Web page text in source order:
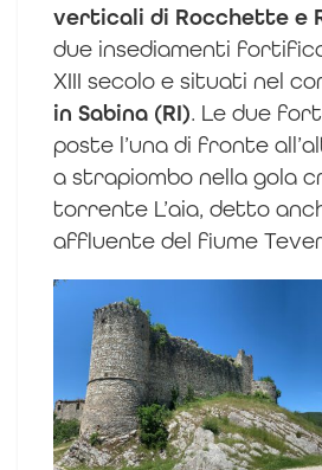
verticali di Rocchette e
due insediamenti
XIII secolo e situati nel
in Sabina (RI). Le due
poste l’una di fronte
a strapiombo nella gola
torrente L’aia, detto
affluente del fiume